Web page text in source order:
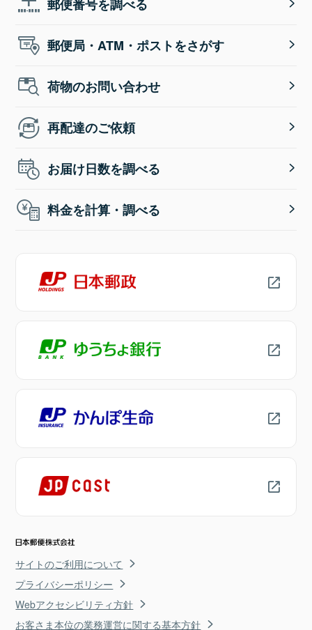
郵便番号を調べる
郵便局・ATM・ポストをさがす
荷物のお問い合わせ
再配達のご依頼
お届け日数を調べる
料金を計算・調べる
サイトのご利用について
プライバシーポリシー
Webアクセシビリティ方針
お客さま本位の業務運営に関する基本方針